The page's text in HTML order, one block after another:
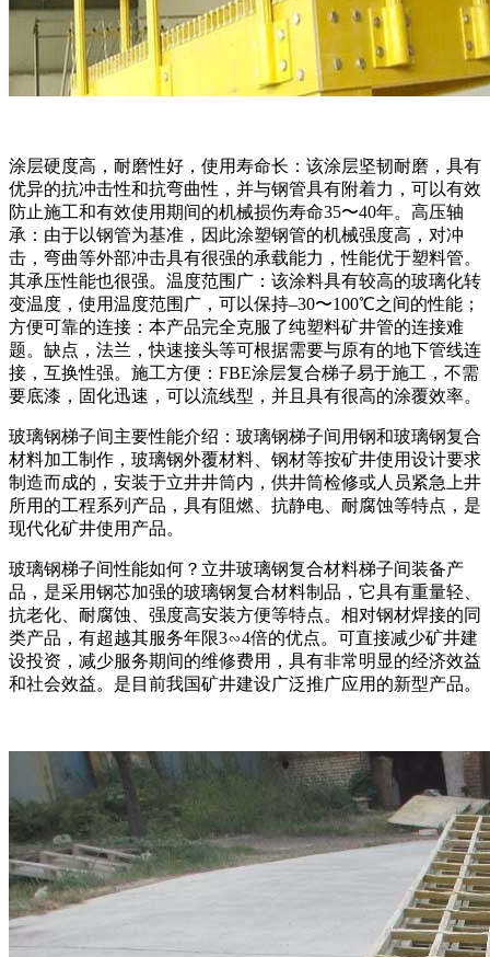
涂层硬度高，耐磨性好，使用寿命长：该涂层坚韧耐磨，具有
优异的抗冲击性和抗弯曲性，并与钢管具有附着力，可以有效
防止施工和有效使用期间的机械损伤寿命35〜40年。高压轴
承：由于以钢管为基准，因此涂塑钢管的机械强度高，对冲
击，弯曲等外部冲击具有很强的承载能力，性能优于塑料管。
其承压性能也很强。温度范围广：该涂料具有较高的玻璃化转
变温度，使用温度范围广，可以保持–30〜100℃之间的性能；
方便可靠的连接：本产品完全克服了纯塑料矿井管的连接难
题。缺点，法兰，快速接头等可根据需要与原有的地下管线连
接，互换性强。施工方便：FBE涂层复合梯子易于施工，不需
要底漆，固化迅速，可以流线型，并且具有很高的涂覆效率。
玻璃钢梯子间主要性能介绍：玻璃钢梯子间用钢和玻璃钢复合
材料加工制作，玻璃钢外覆材料、钢材等按矿井使用设计要求
制造而成的，安装于立井井筒内，供井筒检修或人员紧急上井
所用的工程系列产品，具有阻燃、抗静电、耐腐蚀等特点，是
现代化矿井使用产品。
玻璃钢梯子间性能如何？立井玻璃钢复合材料梯子间装备产
品，是采用钢芯加强的玻璃钢复合材料制品，它具有重量轻、
抗老化、耐腐蚀、强度高安装方便等特点。相对钢材焊接的同
类产品，有超越其服务年限3∽4倍的优点。可直接减少矿井建
设投资，减少服务期间的维修费用，具有非常明显的经济效益
和社会效益。是目前我国矿井建设广泛推广应用的新型产品。